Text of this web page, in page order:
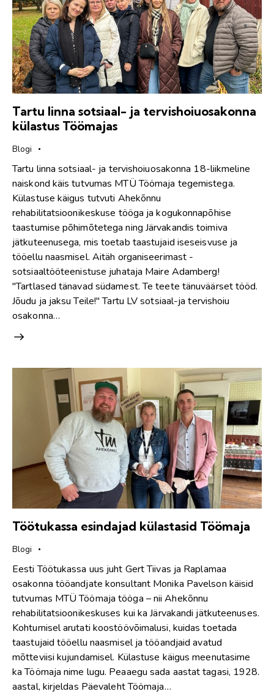
Tartu linna sotsiaal- ja tervishoiuosakonna
külastus Töömajas
Blogi
Tartu linna sotsiaal- ja tervishoiuosakonna 18-liikmeline
naiskond käis tutvumas MTÜ Töömaja tegemistega.
Külastuse käigus tutvuti Ahekõnnu
rehabilitatsioonikeskuse tööga ja kogukonnapõhise
taastumise põhimõtetega ning Järvakandis toimiva
jätkuteenusega, mis toetab taastujaid iseseisvuse ja
tööellu naasmisel. Aitäh organiseerimast -
sotsiaaltööteenistuse juhataja Maire Adamberg!
"Tartlased tänavad südamest. Te teete tänuväärset tööd.
Jõudu ja jaksu Teile!" Tartu LV sotsiaal-ja tervishoiu
osakonna…
Töötukassa esindajad külastasid Töömaja
Blogi
Eesti Töötukassa uus juht Gert Tiivas ja Raplamaa
osakonna tööandjate konsultant Monika Pavelson käisid
tutvumas MTÜ Töömaja tööga – nii Ahekõnnu
rehabilitatsioonikeskuses kui ka Järvakandi jätkuteenuses.
Kohtumisel arutati koostöövõimalusi, kuidas toetada
taastujaid tööellu naasmisel ja tööandjaid avatud
mõtteviisi kujundamisel. Külastuse käigus meenutasime
ka Töömaja nime lugu. Peaaegu sada aastat tagasi, 1928.
aastal, kirjeldas Päevaleht Töömaja…